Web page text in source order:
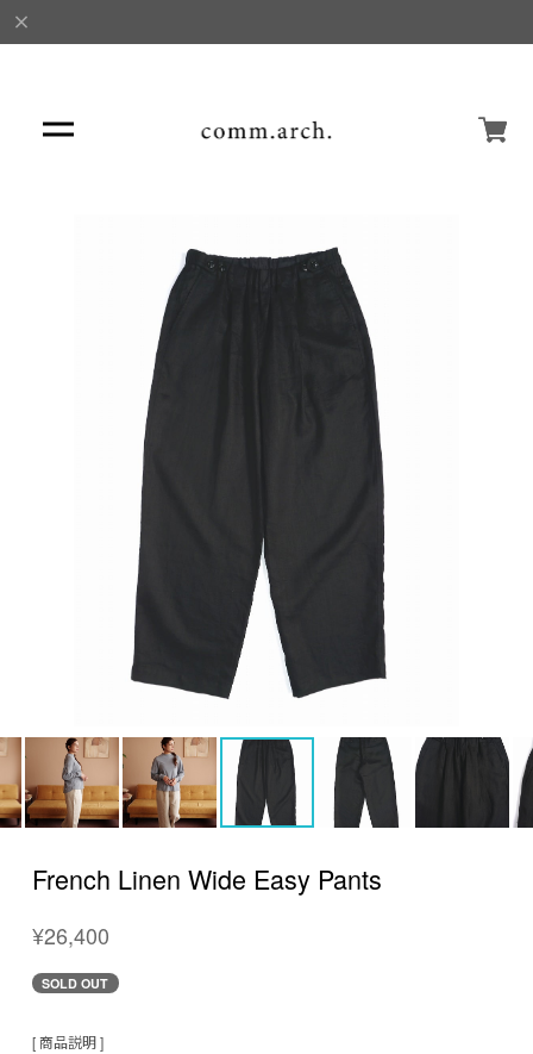
French Linen Wide Easy Pants
¥26,400
SOLD OUT
[ 商品説明 ]